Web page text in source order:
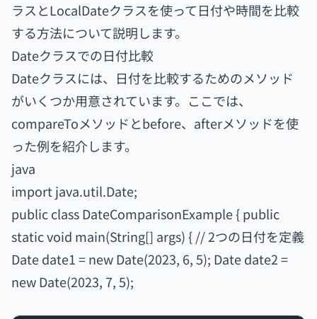
ラスとLocalDateクラスを使って日付や時間を比較
する方法について説明します。
Dateクラスでの日付比較
Dateクラスには、日付を比較するためのメソッド
がいくつか用意されています。ここでは、
compareToメソッドとbefore、afterメソッドを使
った例を紹介します。
java
import java.util.Date;
public class DateComparisonExample { public
static void main(String[] args) { // 2つの日付を定義
Date date1 = new Date(2023, 6, 5); Date date2 =
new Date(2023, 7, 5);